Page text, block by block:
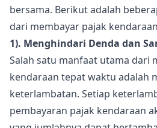
bersama. Berikut adalah
dari membayar pajak
1). Menghindari Denda dan
Salah satu manfaat utama dari
kendaraan tepat waktu adalah
keterlambatan. Setiap
pembayaran pajak kendaraan